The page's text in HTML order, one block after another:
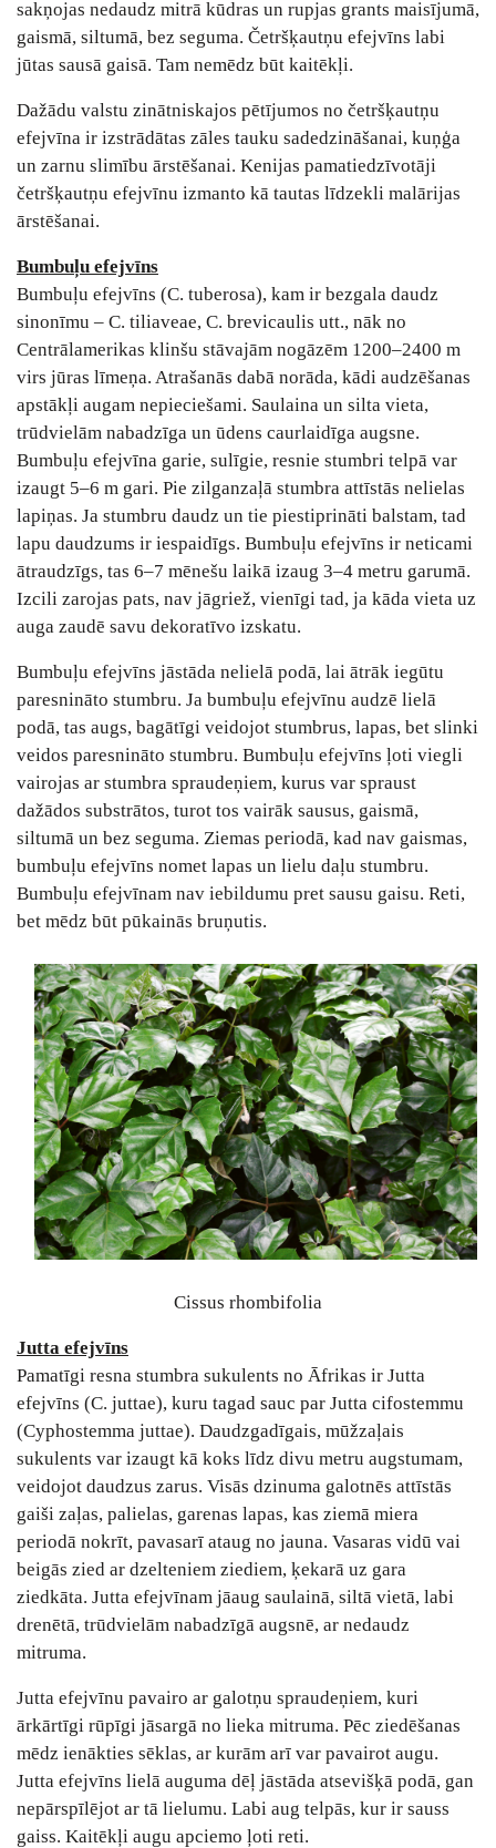
sakņojas nedaudz mitrā kūdras un rupjas grants maisījumā,
gaismā, siltumā, bez seguma. Četršķautņu efejvīns labi
jūtas sausā gaisā. Tam nemēdz būt kaitēkļi.
Dažādu valstu zinātniskajos pētījumos no četršķautņu
efejvīna ir izstrādātas zāles tauku sadedzināšanai, kuņģa
un zarnu slimību ārstēšanai. Kenijas pamatiedzīvotāji
četršķautņu efejvīnu izmanto kā tautas līdzekli malārijas
ārstēšanai.
Bumbuļu efejvīns
Bumbuļu efejvīns (C. tuberosa), kam ir bezgala daudz
sinonīmu – C. tiliaveae, C. brevicaulis utt., nāk no
Centrālamerikas klinšu stāvajām nogāzēm 1200–2400 m
virs jūras līmeņa. Atrašanās dabā norāda, kādi audzēšanas
apstākļi augam nepieciešami. Saulaina un silta vieta,
trūdvielām nabadzīga un ūdens caurlaidīga augsne.
Bumbuļu efejvīna garie, sulīgie, resnie stumbri telpā var
izaugt 5–6 m gari. Pie zilganzaļā stumbra attīstās nelielas
lapiņas. Ja stumbru daudz un tie piestiprināti balstam, tad
lapu daudzums ir iespaidīgs. Bumbuļu efejvīns ir neticami
ātraudzīgs, tas 6–7 mēnešu laikā izaug 3–4 metru garumā.
Izcili zarojas pats, nav jāgriež, vienīgi tad, ja kāda vieta uz
auga zaudē savu dekoratīvo izskatu.
Bumbuļu efejvīns jāstāda nelielā podā, lai ātrāk iegūtu
paresnināto stumbru. Ja bumbuļu efejvīnu audzē lielā
podā, tas augs, bagātīgi veidojot stumbrus, lapas, bet slinki
veidos paresnināto stumbru. Bumbuļu efejvīns ļoti viegli
vairojas ar stumbra spraudeņiem, kurus var spraust
dažādos substrātos, turot tos vairāk sausus, gaismā,
siltumā un bez seguma. Ziemas periodā, kad nav gaismas,
bumbuļu efejvīns nomet lapas un lielu daļu stumbru.
Bumbuļu efejvīnam nav iebildumu pret sausu gaisu. Reti,
bet mēdz būt pūkainās bruņutis.
Cissus rhombifolia
Jutta efejvīns
Pamatīgi resna stumbra sukulents no Āfrikas ir Jutta
efejvīns (C. juttae), kuru tagad sauc par Jutta cifostemmu
(Cyphostemma juttae). Daudzgadīgais, mūžzaļais
sukulents var izaugt kā koks līdz divu metru augstumam,
veidojot daudzus zarus. Visās dzinuma galotnēs attīstās
gaiši zaļas, palielas, garenas lapas, kas ziemā miera
periodā nokrīt, pavasarī ataug no jauna. Vasaras vidū vai
beigās zied ar dzelteniem ziediem, ķekarā uz gara
ziedkāta. Jutta efejvīnam jāaug saulainā, siltā vietā, labi
drenētā, trūdvielām nabadzīgā augsnē, ar nedaudz
mitruma.
Jutta efejvīnu pavairo ar galotņu spraudeņiem, kuri
ārkārtīgi rūpīgi jāsargā no lieka mitruma. Pēc ziedēšanas
mēdz ienākties sēklas, ar kurām arī var pavairot augu.
Jutta efejvīns lielā auguma dēļ jāstāda atsevišķā podā, gan
nepārspīlējot ar tā lielumu. Labi aug telpās, kur ir sauss
gaiss. Kaitēkļi augu apciemo ļoti reti.